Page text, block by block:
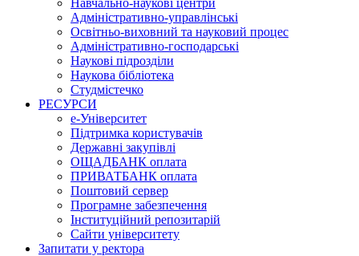
Адміністративно-управлінські
Освітньо-виховний та науковий процес
Адміністративно-господарські
Наукові підрозділи
Наукова бібліотека
Студмістечко
РЕСУРСИ
е-Університет
Підтримка користувачів
Державні закупівлі
ОЩАДБАНК оплата
ПРИВАТБАНК оплата
Поштовий сервер
Програмне забезпечення
Інституційний репозитарій
Сайти університету
Запитати у ректора